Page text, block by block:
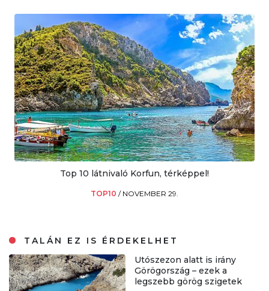
Top 10 látnivaló Korfun, térképpel!
TOP10 / NOVEMBER 29.
TALÁN EZ IS ÉRDEKELHET
Utószezon alatt is irány
Görögország – ezek a
legszebb görög szigetek